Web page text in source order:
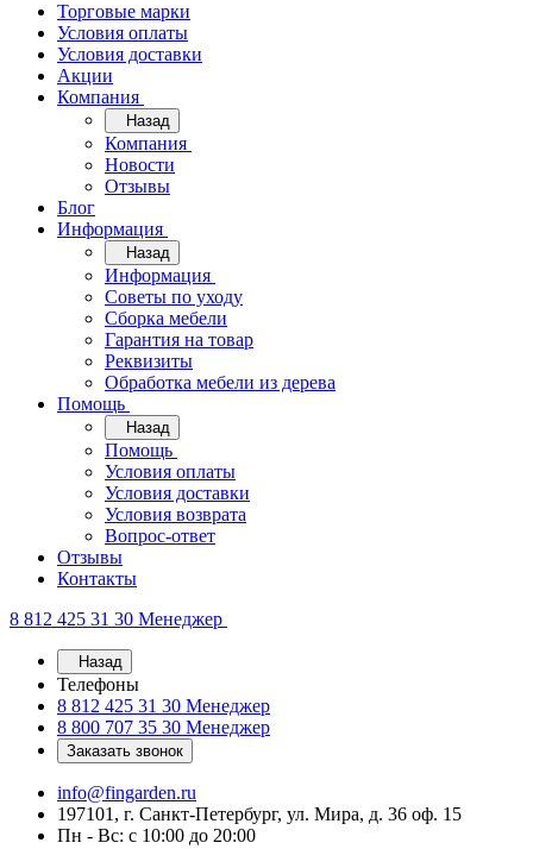
Торговые марки
Условия оплаты
Условия доставки
Акции
Компания
Назад
Компания
Новости
Отзывы
Блог
Информация
Назад
Информация
Советы по уходу
Сборка мебели
Гарантия на товар
Реквизиты
Обработка мебели из дерева
Помощь
Назад
Помощь
Условия оплаты
Условия доставки
Условия возврата
Вопрос-ответ
Отзывы
Контакты
8 812 425 31 30 Менеджер
Назад
Телефоны
8 812 425 31 30 Менеджер
8 800 707 35 30 Менеджер
Заказать звонок
info@fingarden.ru
197101, г. Санкт-Петербург, ул. Мира, д. 36 оф. 15
Пн - Вс: с 10:00 до 20:00